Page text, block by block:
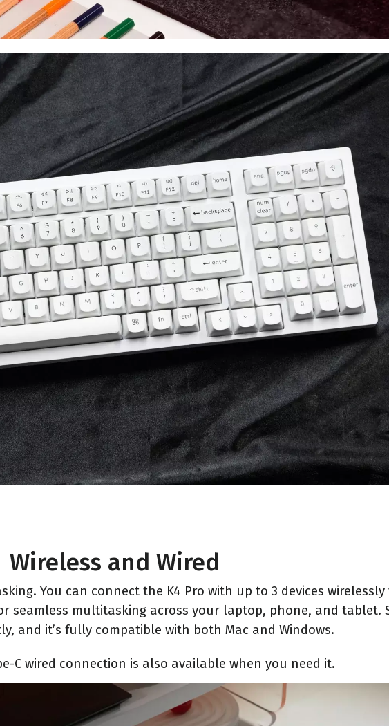
Wireless and Wired
You can connect the K4 Pro with up to 3 devices wirelessly
seamless multitasking across your laptop, phone, and tablet.
and it’s fully compatible with both Mac and Windows.
C wired connection is also available when you need it.